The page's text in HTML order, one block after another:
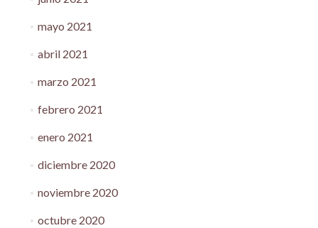
mayo 2021
abril 2021
marzo 2021
febrero 2021
enero 2021
diciembre 2020
noviembre 2020
octubre 2020